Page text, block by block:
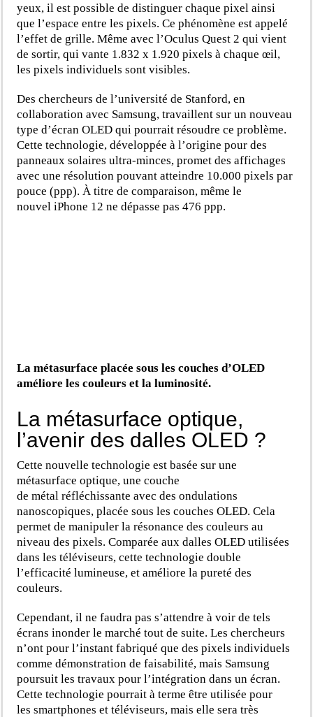
yeux, il est possible de distinguer chaque pixel ainsi
que l’espace entre les pixels. Ce phénomène est appelé
l’effet de grille. Même avec l’Oculus Quest 2 qui vient
de sortir, qui vante 1.832 x 1.920 pixels à chaque œil,
les pixels individuels sont visibles.
Des chercheurs de l’université de Stanford, en
collaboration avec Samsung, travaillent sur un nouveau
type d’écran OLED qui pourrait résoudre ce problème.
Cette technologie, développée à l’origine pour des
panneaux solaires ultra-minces, promet des affichages
avec une résolution pouvant atteindre 10.000 pixels par
pouce (ppp). À titre de comparaison, même le
nouvel iPhone 12 ne dépasse pas 476 ppp.
La métasurface placée sous les couches d’OLED
améliore les couleurs et la luminosité.
La métasurface optique,
l’avenir des dalles OLED ?
Cette nouvelle technologie est basée sur une
métasurface optique, une couche
de métal réfléchissante avec des ondulations
nanoscopiques, placée sous les couches OLED. Cela
permet de manipuler la résonance des couleurs au
niveau des pixels. Comparée aux dalles OLED utilisées
dans les téléviseurs, cette technologie double
l’efficacité lumineuse, et améliore la pureté des
couleurs.
Cependant, il ne faudra pas s’attendre à voir de tels
écrans inonder le marché tout de suite. Les chercheurs
n’ont pour l’instant fabriqué que des pixels individuels
comme démonstration de faisabilité, mais Samsung
poursuit les travaux pour l’intégration dans un écran.
Cette technologie pourrait à terme être utilisée pour
les smartphones et téléviseurs, mais elle sera très